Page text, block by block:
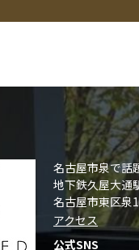
NAKED
名古屋市泉で話
地下鉄久屋大通
名古屋市東区泉
アクセス
公式SNS